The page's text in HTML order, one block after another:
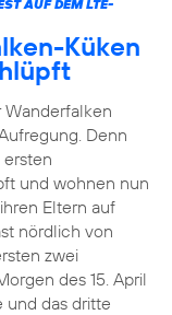
AUF DEM LTE-
Küken
Wanderfalken
Denn
und wohnen nun
Eltern auf
nördlich von
zwei
des 15. April
und das dritte